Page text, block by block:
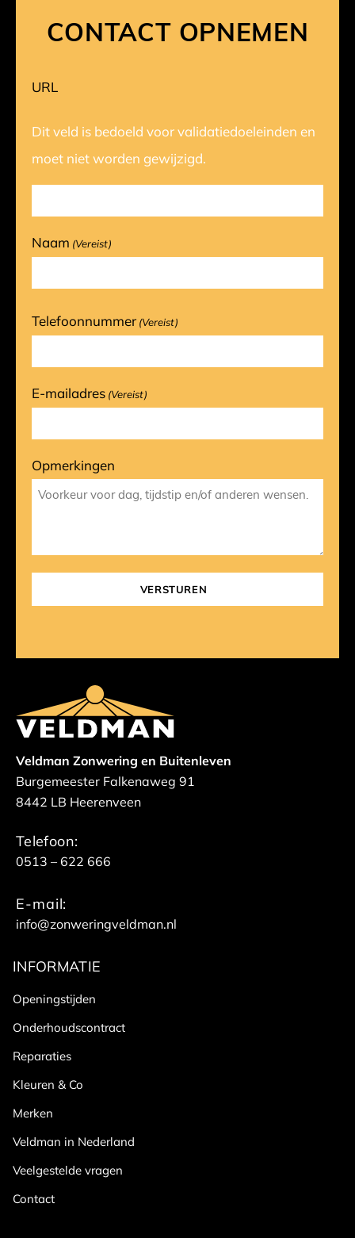
CONTACT OPNEMEN
URL
Dit veld is bedoeld voor validatiedoeleinden en
moet niet worden gewijzigd.
Naam (Vereist)
Telefoonnummer (Vereist)
E-mailadres (Vereist)
Opmerkingen
Veldman Zonwering en Buitenleven
Burgemeester Falkenaweg 91
8442 LB Heerenveen
Telefoon:
0513 – 622 666
E-mail:
info@zonweringveldman.nl
INFORMATIE
Openingstijden
Onderhoudscontract
Reparaties
Kleuren & Co
Merken
Veldman in Nederland
Veelgestelde vragen
Contact